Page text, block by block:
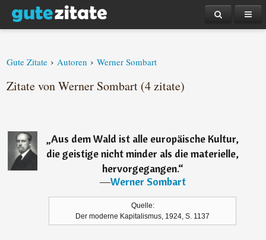
Gute Zitate › Autoren › Werner Sombart
Zitate von Werner Sombart (4 zitate)
„Aus dem Wald ist alle europäische Kultur,
die geistige nicht minder als die materielle,
hervorgegangen.“
―Werner Sombart
Quelle:
Der moderne Kapitalismus, 1924, S. 1137